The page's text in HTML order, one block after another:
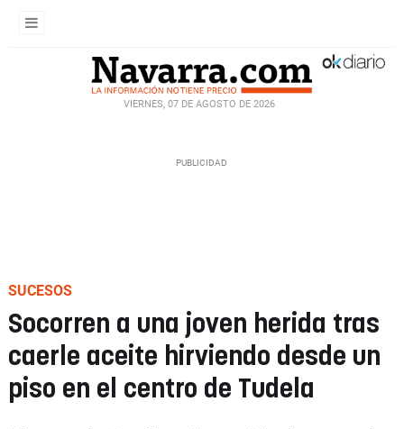
VIERNES, 07 DE AGOSTO DE 2026
SUCESOS
Socorren a una joven herida tras
caerle aceite hirviendo desde un
piso en el centro de Tudela